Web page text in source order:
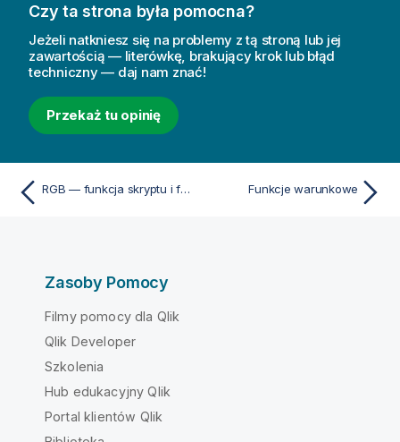
Czy ta strona była pomocna?
Jeżeli natkniesz się na problemy z tą stroną lub jej
zawartością — literówkę, brakujący krok lub błąd
techniczny — daj nam znać!
Przekaż tu opinię
RGB — funkcja skryptu i funkcja wykresu Funkcje warunkowe
Zasoby Pomocy
Filmy pomocy dla Qlik
Qlik Developer
Szkolenia
Hub edukacyjny Qlik
Portal klientów Qlik